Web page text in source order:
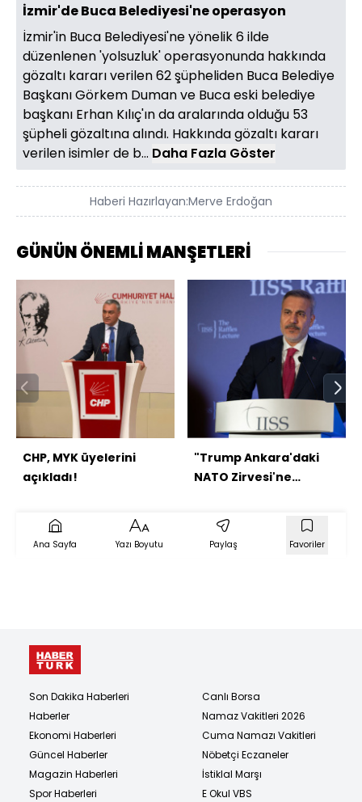
İzmir'de Buca Belediyesi'ne operasyon
İzmir'in Buca Belediyesi'ne yönelik 6 ilde
düzenlenen 'yolsuzluk' operasyonunda hakkında
gözaltı kararı verilen 62 şüpheliden Buca Belediye
Başkanı Görkem Duman ve Buca eski belediye
başkanı Erhan Kılıç'ın da aralarında olduğu 53
şüpheli gözaltına alındı. Hakkında gözaltı kararı
verilen isimler de b... Daha Fazla Göster
Haberi Hazırlayan:Merve Erdoğan
GÜNÜN ÖNEMLİ MANŞETLERİ
CHP, MYK üyelerini
açıkladı!
"Trump Ankara'daki
NATO Zirvesi'ne
Ana Sayfa Yazı Boyutu Paylaş Favoriler
Son Dakika Haberleri
Haberler
Ekonomi Haberleri
Güncel Haberler
Magazin Haberleri
Spor Haberleri
Canlı Borsa
Namaz Vakitleri 2026
Cuma Namazı Vakitleri
Nöbetçi Eczaneler
İstiklal Marşı
E Okul VBS